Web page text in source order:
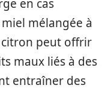
en cas
mélangée à
citron peut offrir
maux liés à des
entraîner des